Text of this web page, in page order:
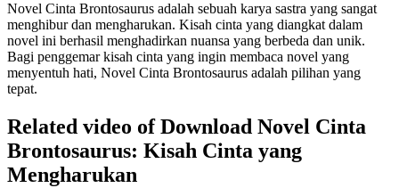
Novel Cinta Brontosaurus adalah sebuah karya sastra yang sangat
menghibur dan mengharukan. Kisah cinta yang diangkat dalam
novel ini berhasil menghadirkan nuansa yang berbeda dan unik.
Bagi penggemar kisah cinta yang ingin membaca novel yang
menyentuh hati, Novel Cinta Brontosaurus adalah pilihan yang
tepat.
Related video of Download Novel Cinta
Brontosaurus: Kisah Cinta yang
Mengharukan